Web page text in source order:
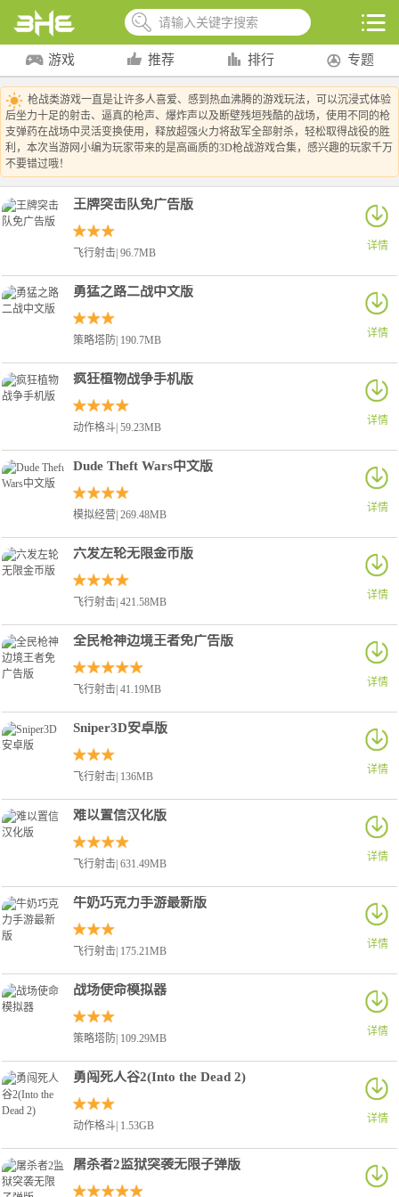
游戏 推荐 排行 专题
枪战类游戏一直是让许多人喜爱、感到热血沸腾的游戏玩法，可以沉浸式体验
后坐力十足的射击、逼真的枪声、爆炸声以及断壁残垣残酷的战场，使用不同的枪
支弹药在战场中灵活变换使用，释放超强火力将敌军全部射杀，轻松取得战役的胜
利，本次当游网小编为玩家带来的是高画质的3D枪战游戏合集，感兴趣的玩家千万
不要错过哦！
详情
王牌突击队免广告版
飞行射击| 96.7MB
详情
勇猛之路二战中文版
策略塔防| 190.7MB
详情
疯狂植物战争手机版
动作格斗| 59.23MB
详情
Dude Theft Wars中文版
模拟经营| 269.48MB
详情
六发左轮无限金币版
飞行射击| 421.58MB
详情
全民枪神边境王者免广告版
飞行射击| 41.19MB
详情
Sniper3D安卓版
飞行射击| 136MB
详情
难以置信汉化版
飞行射击| 631.49MB
详情
牛奶巧克力手游最新版
飞行射击| 175.21MB
详情
战场使命模拟器
策略塔防| 109.29MB
详情
勇闯死人谷2(Into the Dead 2)
动作格斗| 1.53GB
屠杀者2监狱突袭无限子弹版